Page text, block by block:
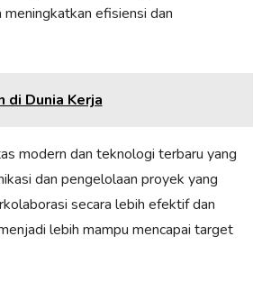
efisiensi dan
di Dunia Kerja
modern dan teknologi terbaru yang
dan pengelolaan proyek yang
secara lebih efektif dan
lebih mampu mencapai target